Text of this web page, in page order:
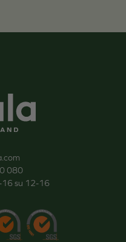
080
su 12-16